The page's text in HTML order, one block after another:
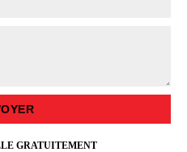
GRATUITEMENT